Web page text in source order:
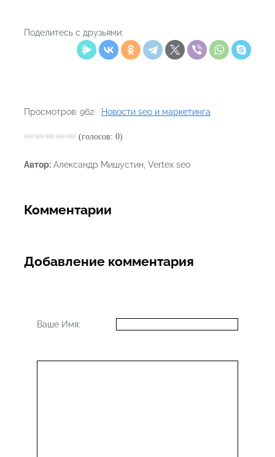
Поделитесь с друзьями:
Просмотров: 962 Новости seo и маркетинга
(голосов: 0)
Автор: Александр Мишустин, Vertex seo
Комментарии
Добавление комментария
Ваше Имя: